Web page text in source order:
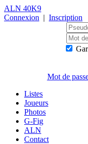
ALN 40K9
Connexion | Inscription
Mot de
Listes
Joueurs
Photos
G-Fig
ALN
Contact